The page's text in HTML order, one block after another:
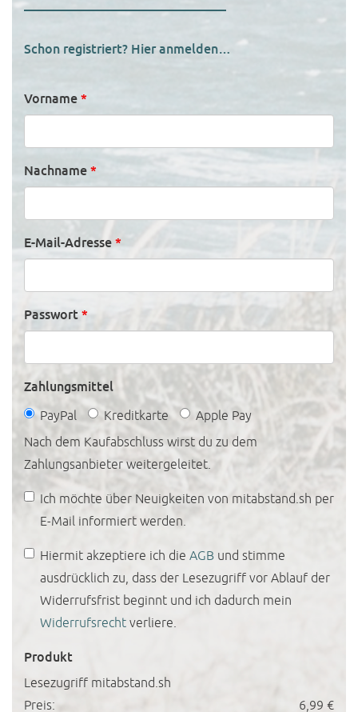
Schon registriert? Hier anmelden…
Vorname*
Nachname*
E-Mail-Adresse*
Passwort*
Zahlungsmittel
PayPal Kreditkarte
Apple Pay
Nach dem Kaufabschluss wirst du zu dem
Zahlungsanbieter weitergeleitet.
Newsletter
Ich möchte über Neuigkeiten von mitabstand.sh per
E-Mail informiert werden.
AGBHiermit akzeptiere ich die AGB und stimme
ausdrücklich zu, dass der Lesezugriff vor Ablauf der
Widerrufsfrist beginnt und ich dadurch mein
Widerrufsrecht verliere.
Produkt
Lesezugriff mitabstand.sh
Preis:
6,99 €